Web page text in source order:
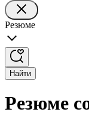
Резюме
Найти
Резюме